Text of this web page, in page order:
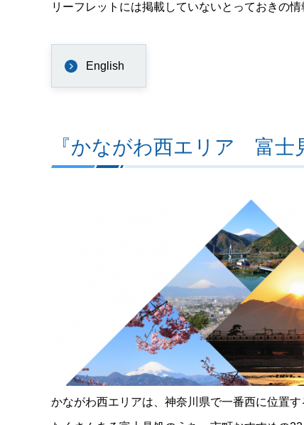
リーフレットには掲載していないとっておきの情
English
『かながわ西エリア 富士
かながわ西エリアは、神奈川県で一番西に位置